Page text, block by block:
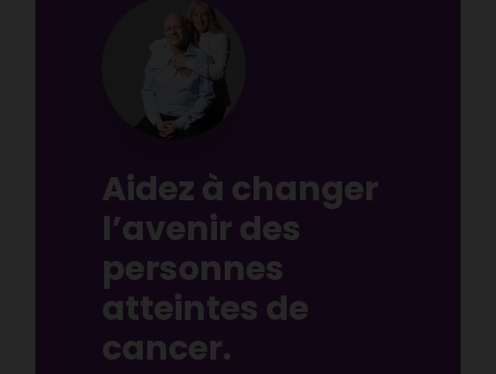
Aidez à changer
l’avenir des
personnes
atteintes de
cancer.